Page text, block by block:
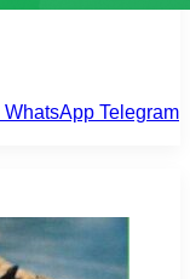
WhatsApp Telegram